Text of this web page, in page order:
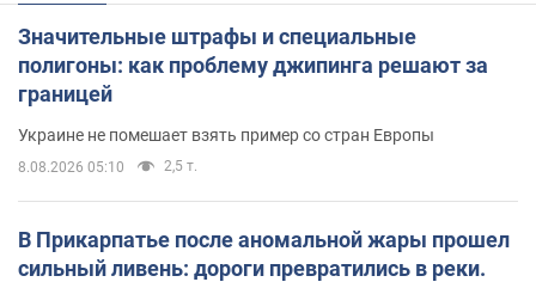
Значительные штрафы и специальные
полигоны: как проблему джипинга решают за
границей
Украине не помешает взять пример со стран Европы
8.08.2026 05:10 2,5 т.
В Прикарпатье после аномальной жары прошел
сильный ливень: дороги превратились в реки.